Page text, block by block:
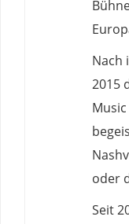
Nach
2015
oder
Seit